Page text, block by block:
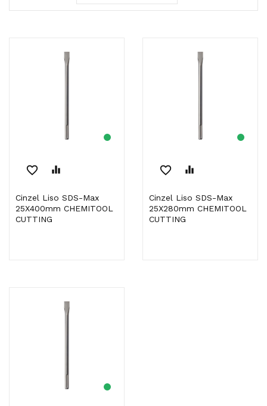
favorite_border equalizer
Cinzel Liso SDS-Max
25X400mm CHEMITOOL
CUTTING
favorite_border equalizer
Cinzel Liso SDS-Max
25X280mm CHEMITOOL
CUTTING